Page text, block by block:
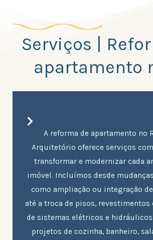
Serviços |
apartamento
A reforma de apartamento no
Arquitetório oferece serviços
transformar e modernizar cada
imóvel. Incluímos desde
como ampliação ou integração
até a troca de pisos, revestimentos
de sistemas elétricos e
projetos de cozinha, banheiro,